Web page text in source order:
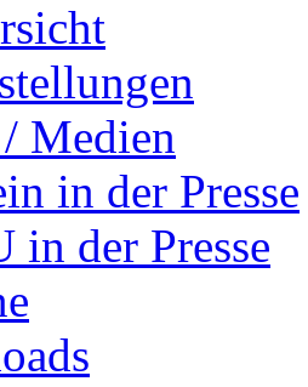
/ Medien
in der Presse
in der Presse